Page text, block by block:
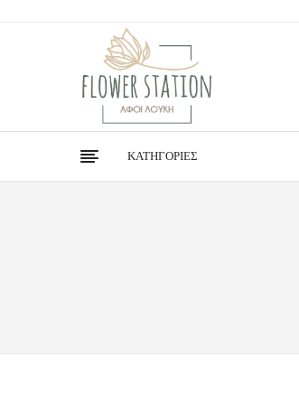
ΚΑΤΗΓΟΡΊΕΣ